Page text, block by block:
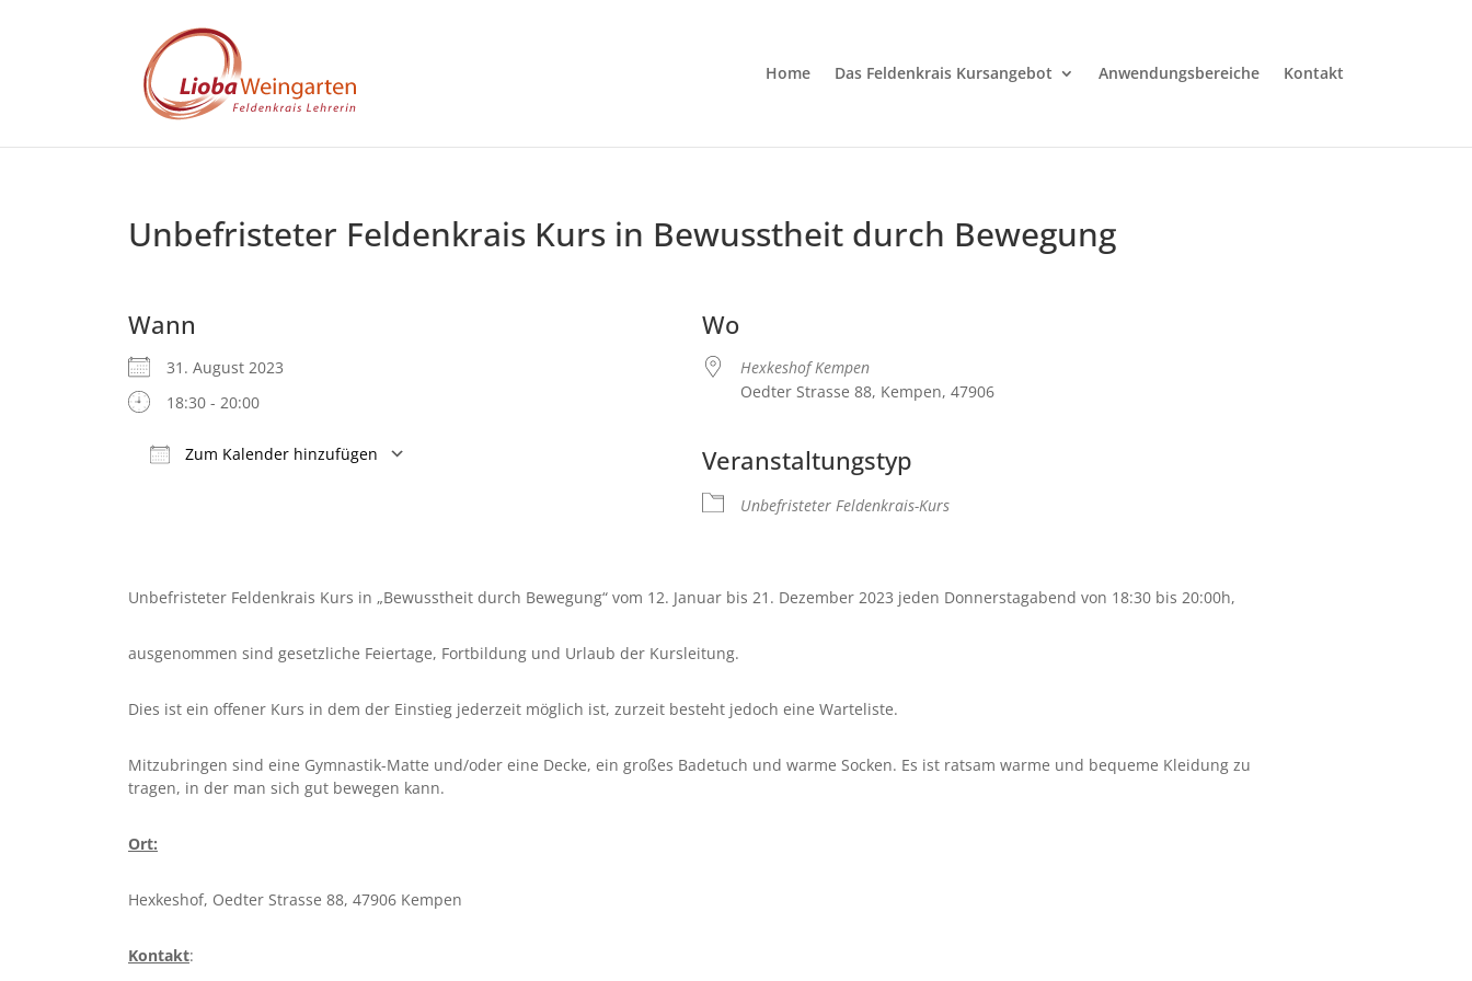
Home Das Feldenkrais Kursangebot Anwendungsbereiche Kontakt
Unbefristeter Feldenkrais Kurs in Bewusstheit durch Bewegung
Wann
31. August 2023
18:30 - 20:00
Zum Kalender hinzufügen
Wo
Hexkeshof Kempen
Oedter Strasse 88, Kempen, 47906
Veranstaltungstyp
Unbefristeter Feldenkrais-Kurs
Unbefristeter Feldenkrais Kurs in „Bewusstheit durch Bewegung“ vom 12. Januar bis 21. Dezember 2023 jeden Donnerstagabend von 18:30 bis 20:00h,
ausgenommen sind gesetzliche Feiertage, Fortbildung und Urlaub der Kursleitung.
Dies ist ein offener Kurs in dem der Einstieg jederzeit möglich ist, zurzeit besteht jedoch eine Warteliste.
Mitzubringen sind eine Gymnastik-Matte und/oder eine Decke, ein großes Badetuch und warme Socken. Es ist ratsam warme und bequeme Kleidung zu
tragen, in der man sich gut bewegen kann.
Ort:
Hexkeshof, Oedter Strasse 88, 47906 Kempen
Kontakt: